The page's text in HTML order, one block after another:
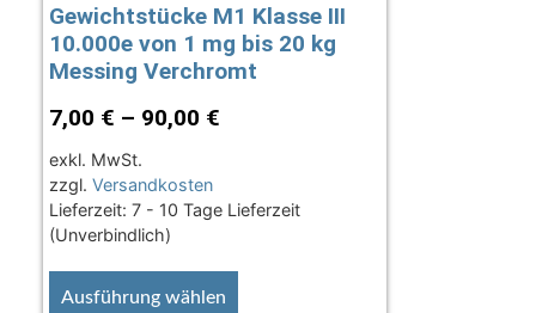
Gewichtstücke M1 Klasse III
10.000e von 1 mg bis 20 kg
Messing Verchromt
7,00 € – 90,00 €
exkl. MwSt.
zzgl. Versandkosten
Lieferzeit: 7 - 10 Tage Lieferzeit
(Unverbindlich)
Ausführung wählen